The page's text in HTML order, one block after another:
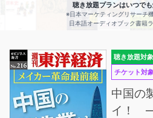
聴き放題プランはいつでも
※日本マーケティングリサーチ
日本語オーディオブック書籍
聴き放題対象
チケット対
中国の
イ！ ―